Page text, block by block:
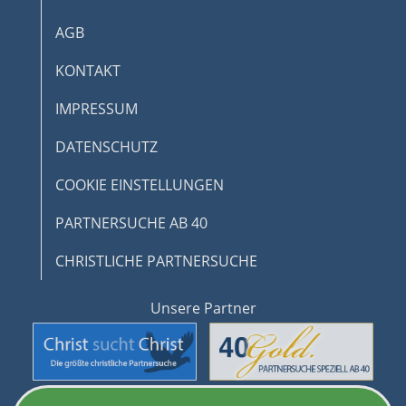
IAB-Besonderheiten:
Verwendung genauer Standortdaten
Geräte anhand von aktiv angeforderten
Nicht-IAB-Verarbeitungszwecke:
Notwendig
Performance
Funktional
AGB
KONTAKT
IMPRESSUM
DATENSCHUTZ
COOKIE EINSTELLUNGEN
PARTNERSUCHE AB 40
CHRISTLICHE PARTNERSUCHE
Unsere Partner